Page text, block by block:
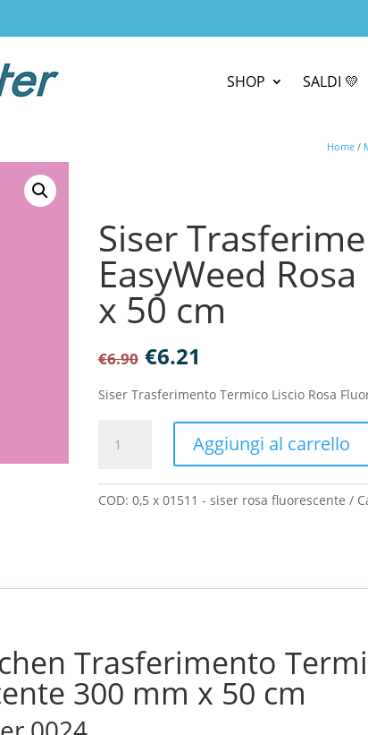
SHOP SALDI 💛
Home/
Siser
EasyWeed
x 50 cm
€6.90 Il
prezzo
originale
era:
€6.90.
€6.21
attuale
è:
€6.21.
Siser Trasferimento Termico Liscio Rosa
Trasferimento
EasyWeed
mm
cm
quantità
Aggiungi al carrello
COD: 0,5 x 01511 - siser rosa fluorescente
Trasferimento
300 mm x 50 cm